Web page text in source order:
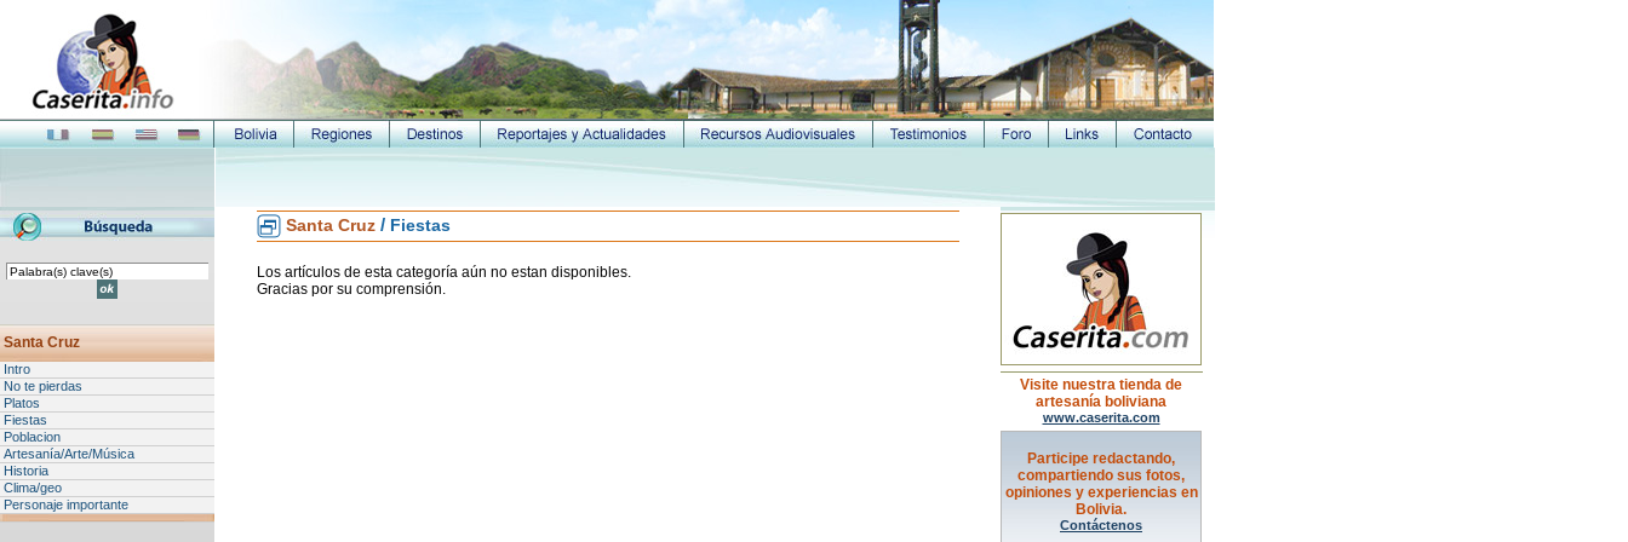
Santa Cruz
Intro
No te pierdas
Platos
Fiestas
Poblacion
Artesanía/Arte/Música
Historia
Clima/geo
Personaje importante
Santa Cruz / Fiestas
Los artículos de esta categoría aún no estan disponibles.
Gracias por su comprensión.
Visite nuestra tienda de
artesanía boliviana
www.caserita.com
Participe redactando,
compartiendo sus fotos,
opiniones y experiencias en
Bolivia.
Contáctenos